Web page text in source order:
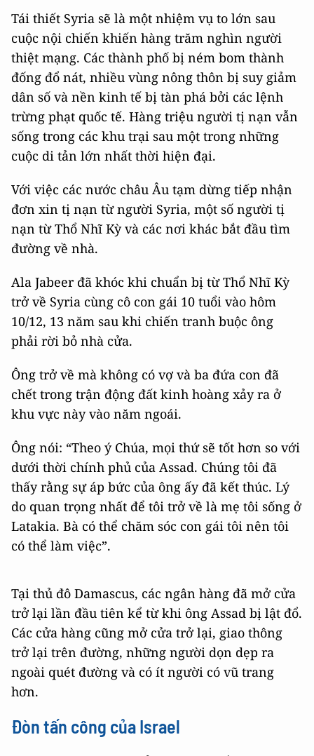
Tái thiết Syria sẽ là một nhiệm vụ to lớn sau
cuộc nội chiến khiến hàng trăm nghìn người
thiệt mạng. Các thành phố bị ném bom thành
đống đổ nát, nhiều vùng nông thôn bị suy giảm
dân số và nền kinh tế bị tàn phá bởi các lệnh
trừng phạt quốc tế. Hàng triệu người tị nạn vẫn
sống trong các khu trại sau một trong những
cuộc di tản lớn nhất thời hiện đại.
Với việc các nước châu Âu tạm dừng tiếp nhận
đơn xin tị nạn từ người Syria, một số người tị
nạn từ Thổ Nhĩ Kỳ và các nơi khác bắt đầu tìm
đường về nhà.
Ala Jabeer đã khóc khi chuẩn bị từ Thổ Nhĩ Kỳ
trở về Syria cùng cô con gái 10 tuổi vào hôm
10/12, 13 năm sau khi chiến tranh buộc ông
phải rời bỏ nhà cửa.
Ông trở về mà không có vợ và ba đứa con đã
chết trong trận động đất kinh hoàng xảy ra ở
khu vực này vào năm ngoái.
Ông nói: “Theo ý Chúa, mọi thứ sẽ tốt hơn so với
dưới thời chính phủ của Assad. Chúng tôi đã
thấy rằng sự áp bức của ông ấy đã kết thúc. Lý
do quan trọng nhất để tôi trở về là mẹ tôi sống ở
Latakia. Bà có thể chăm sóc con gái tôi nên tôi
có thể làm việc”.
Tại thủ đô Damascus, các ngân hàng đã mở cửa
trở lại lần đầu tiên kể từ khi ông Assad bị lật đổ.
Các cửa hàng cũng mở cửa trở lại, giao thông
trở lại trên đường, những người dọn dẹp ra
ngoài quét đường và có ít người có vũ trang
hơn.
Đòn tấn công của Israel